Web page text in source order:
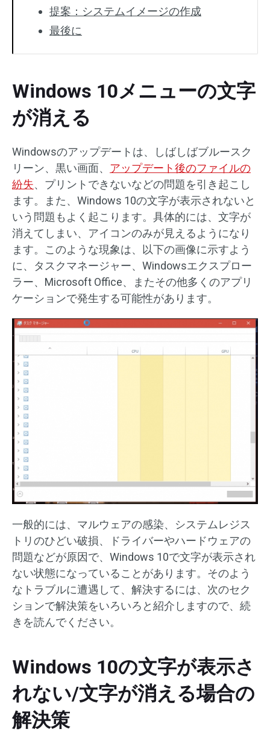
提案：システムイメージの作成
最後に
Windows 10メニューの文字
が消える
Windowsのアップデートは、しばしばブルースク
リーン、黒い画面、 アップデート後のファイルの
紛失、プリントできないなどの問題を引き起こし
ます。また、Windows 10の文字が表示されないと
いう問題もよく起こります。具体的には、文字が
消えてしまい、アイコンのみが見えるようになり
ます。このような現象は、以下の画像に示すよう
に、タスクマネージャー、Windowsエクスプロー
ラー、Microsoft Office、またその他多くのアプリ
ケーションで発生する可能性があります。
一般的には、マルウェアの感染、システムレジス
トリのひどい破損、ドライバーやハードウェアの
問題などが原因で、Windows 10で文字が表示され
ない状態になっていることがあります。そのよう
なトラブルに遭遇して、解決するには、次のセク
ションで解決策をいろいろと紹介しますので、続
きを読んでください。
Windows 10の文字が表示さ
れない/文字が消える場合の
解決策